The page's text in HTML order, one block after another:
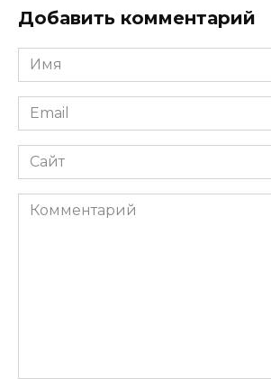
Добавить комментарий
Имя
*
Email
*
Сайт
Комментарий